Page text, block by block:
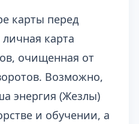
карты перед
карта
очищенная от
Возможно,
энергия (Жезлы)
и обучении, а